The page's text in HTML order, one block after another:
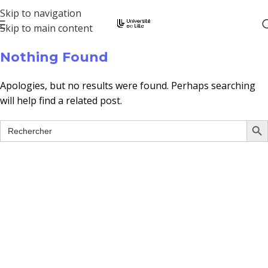
Skip to navigation
Skip to main content
Nothing Found
Apologies, but no results were found. Perhaps searching
will help find a related post.